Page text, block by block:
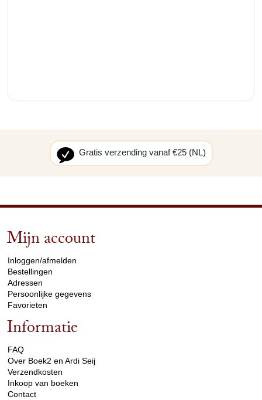
Gratis verzending vanaf €25 (NL)
Mijn account
Inloggen/afmelden
Bestellingen
Adressen
Persoonlijke gegevens
Favorieten
Informatie
FAQ
Over Boek2 en Ardi Seij
Verzendkosten
Inkoop van boeken
Contact